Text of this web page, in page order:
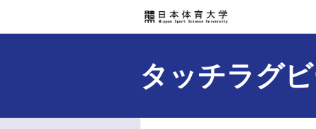
タッチラグ